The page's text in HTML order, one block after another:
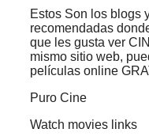
Estos Son los blogs
recomendadas
que les gusta ver
mismo sitio web,
películas online
Puro Cine
Watch movies links